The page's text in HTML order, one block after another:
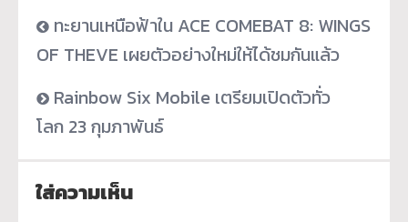
ทะยานเหนือฟ้าใน ACE COMEBAT 8: WINGS
OF THEVE เผยตัวอย่างใหม่ให้ได้ชมกันแล้ว
Rainbow Six Mobile เตรียมเปิดตัวทั่ว
โลก 23 กุมภาพันธ์
ใส่ความเห็น